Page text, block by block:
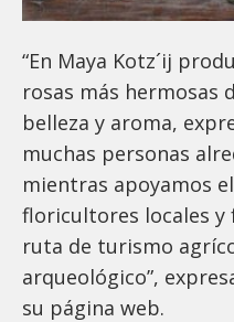
“En Maya Kotz´ij
rosas más hermosas
belleza y aroma,
muchas personas
mientras apoyamos
floricultores locales
ruta de turismo
arqueológico”,
su página web.